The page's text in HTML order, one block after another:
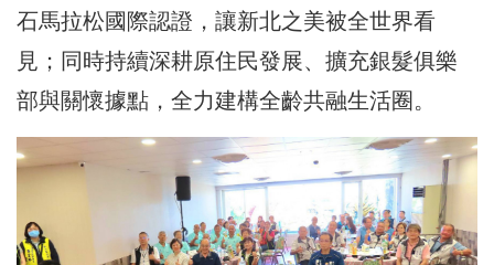
石馬拉松國際認證，讓新北之美被全世界看
見；同時持續深耕原住民發展、擴充銀髮俱樂
部與關懷據點，全力建構全齡共融生活圈。